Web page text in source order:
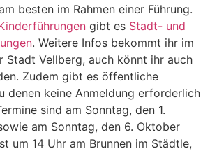
besten im Rahmen einer Führung.
gibt es Stadt- und
. Weitere Infos bekommt ihr im
Stadt Vellberg, auch könnt ihr auch
Zudem gibt es öffentliche
denen keine Anmeldung erforderlich
sind am Sonntag, den 1.
am Sonntag, den 6. Oktober
um 14 Uhr am Brunnen im Städtle,